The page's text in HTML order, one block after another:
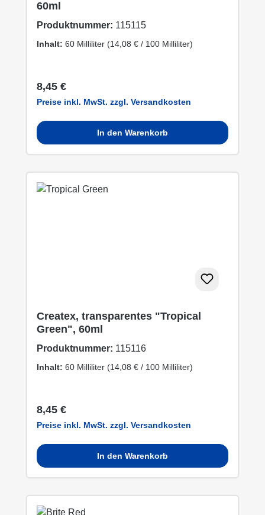
60ml
Produktnummer: 115115
Inhalt: 60 Milliliter (14,08 € / 100 Milliliter)
Regulärer Preis:
8,45 €
Preise inkl. MwSt. zzgl. Versandkosten
In den Warenkorb
Createx, transparentes "Tropical
Green", 60ml
Produktnummer: 115116
Inhalt: 60 Milliliter (14,08 € / 100 Milliliter)
Regulärer Preis:
8,45 €
Preise inkl. MwSt. zzgl. Versandkosten
In den Warenkorb